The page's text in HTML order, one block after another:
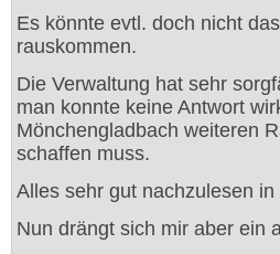
Es könnte evtl. doch nicht
rauskommen.
Die Verwaltung hat sehr
man konnte keine Antwort
Mönchengladbach weiteren
schaffen muss.
Alles sehr gut nachzulesen in
Nun drängt sich mir aber ein